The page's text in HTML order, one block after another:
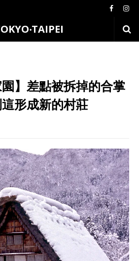
園】差點被拆掉的合掌
形成新的村莊